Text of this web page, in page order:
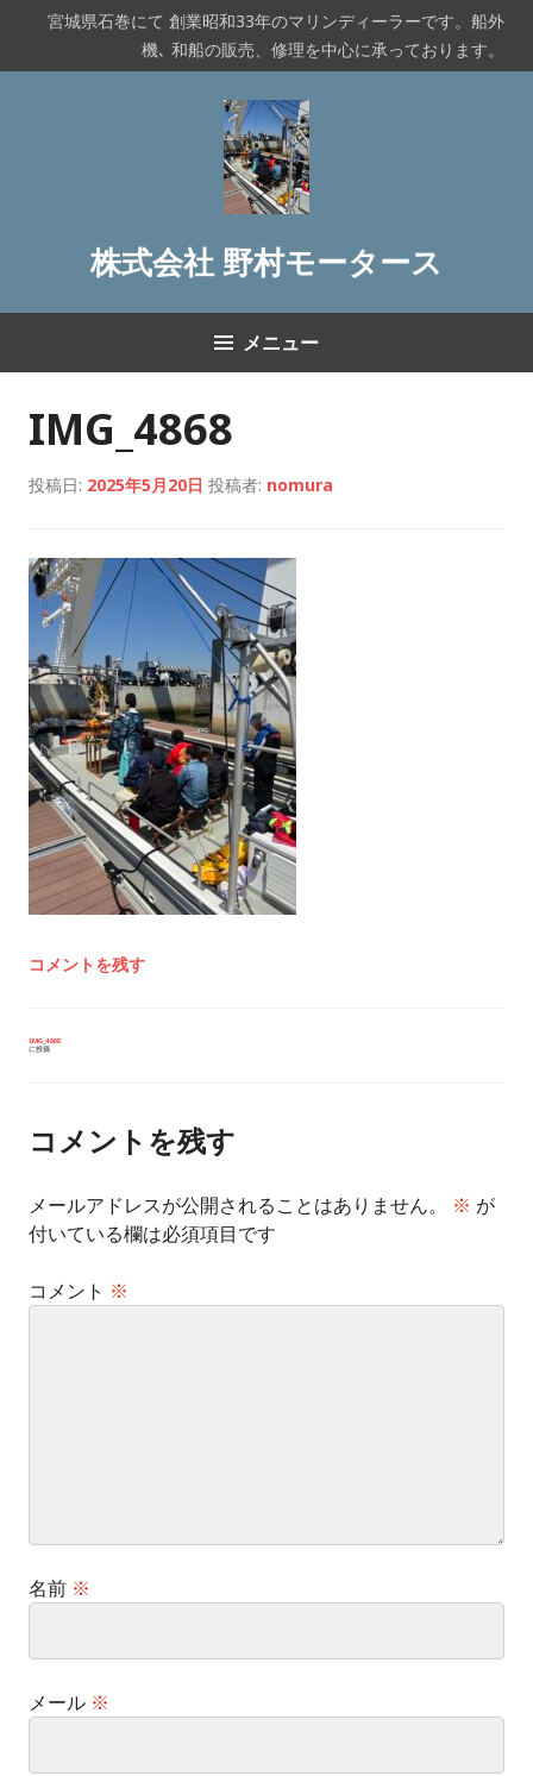
テ
宮城県石巻にて 創業昭和33年のマリンディーラーです。船外
機､ 和船の販売、修理を中心に承っております。
株式会社 野村モータース
メニュー
IMG_4868
投稿日: 2025年5月20日 投稿者: nomura
コメントを残す
投
シ
ョ
IMG_4868
に投稿
コメントを残す
メールアドレスが公開されることはありません。 ※ が
付いている欄は必須項目です
コメント ※
名前 ※
メール ※